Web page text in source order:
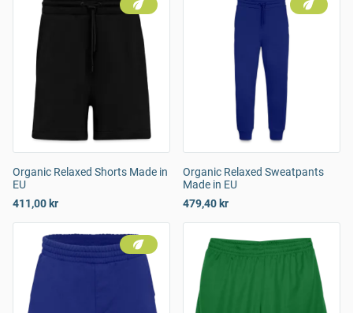
Organic Relaxed Shorts Made in
EU
411,00 kr
Organic Relaxed Sweatpants
Made in EU
479,40 kr